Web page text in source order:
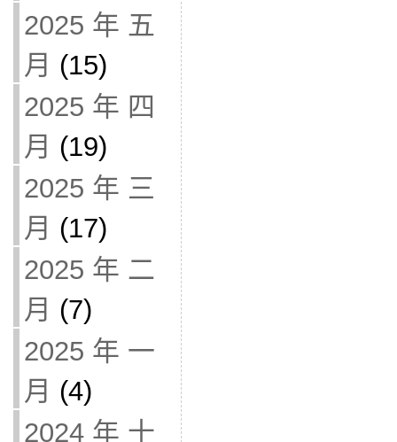
2025 年 五
月 (15)
2025 年 四
月 (19)
2025 年 三
月 (17)
2025 年 二
月 (7)
2025 年 一
月 (4)
2024 年 十